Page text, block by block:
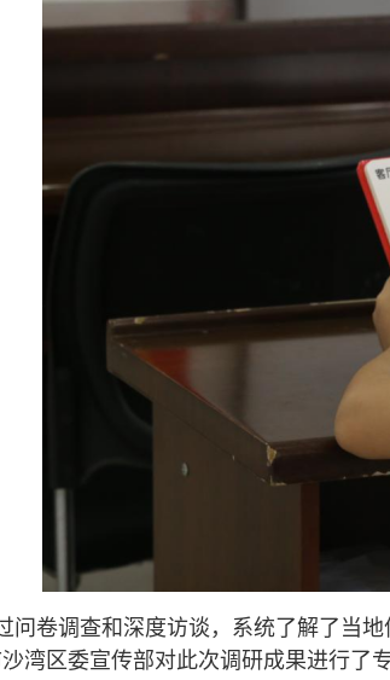
问卷调查和深度访谈，系统了解了当
湾区委宣传部对此次调研成果进行